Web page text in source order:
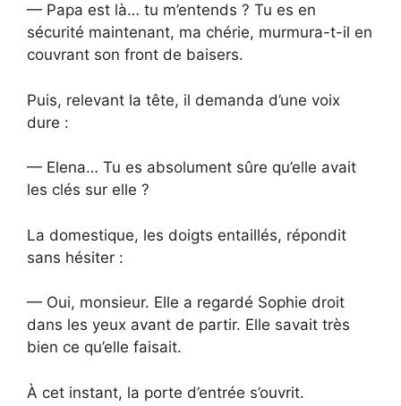
— Papa est là… tu m’entends ? Tu es en
sécurité maintenant, ma chérie, murmura-t-il en
couvrant son front de baisers.
Puis, relevant la tête, il demanda d’une voix
dure :
— Elena… Tu es absolument sûre qu’elle avait
les clés sur elle ?
La domestique, les doigts entaillés, répondit
sans hésiter :
— Oui, monsieur. Elle a regardé Sophie droit
dans les yeux avant de partir. Elle savait très
bien ce qu’elle faisait.
À cet instant, la porte d’entrée s’ouvrit.